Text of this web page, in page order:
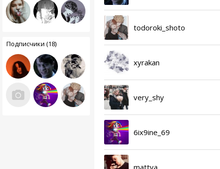
Подписчики (18)
todoroki_shoto
xyrakan
very_shy
6ix9ine_69
mattya